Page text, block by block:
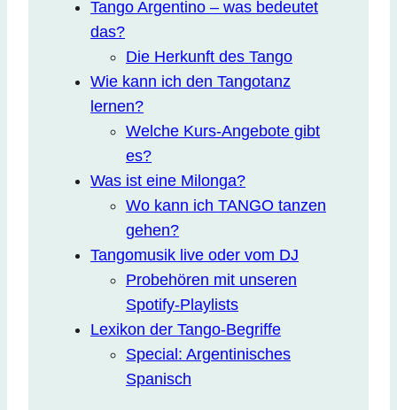
Tango Argentino – was bedeutet
das?​
Die Herkunft des Tango
Wie kann ich den Tangotanz
lernen?
Welche Kurs-Angebote gibt
es?
Was ist eine Milonga?
Wo kann ich TANGO tanzen
gehen?
Tangomusik live oder vom DJ
Probehören mit unseren
Spotify-Playlists
Lexikon der Tango-Begriffe
Special: Argentinisches
Spanisch